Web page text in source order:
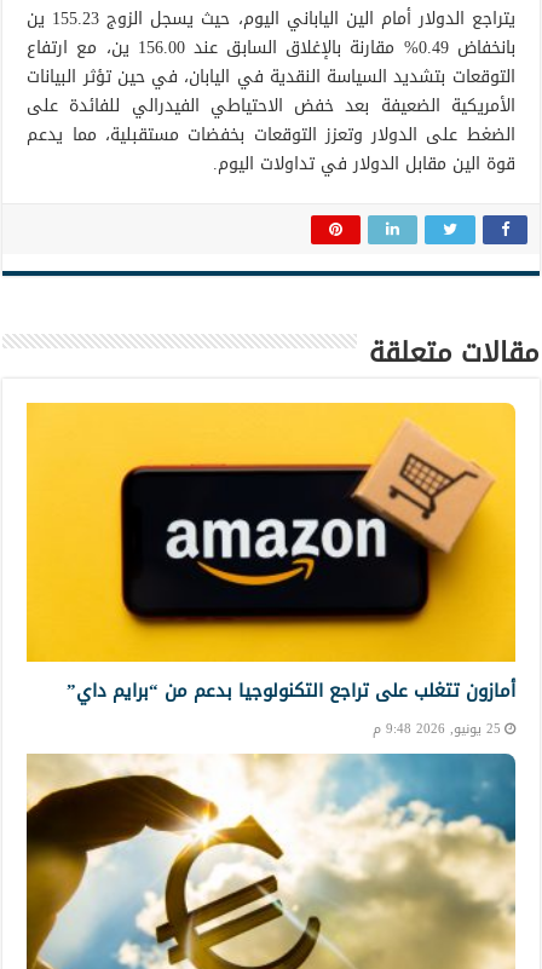
يتراجع الدولار أمام الين الياباني اليوم، حيث يسجل الزوج 155.23 ين
بانخفاض 0.49% مقارنة بالإغلاق السابق عند 156.00 ين، مع ارتفاع
التوقعات بتشديد السياسة النقدية في اليابان، في حين تؤثر البيانات
الأمريكية الضعيفة بعد خفض الاحتياطي الفيدرالي للفائدة على
الضغط على الدولار وتعزز التوقعات بخفضات مستقبلية، مما يدعم
قوة الين مقابل الدولار في تداولات اليوم.
مقالات متعلقة
أمازون تتغلب على تراجع التكنولوجيا بدعم من “برايم داي”
25 يونيو, 2026 9:48 م